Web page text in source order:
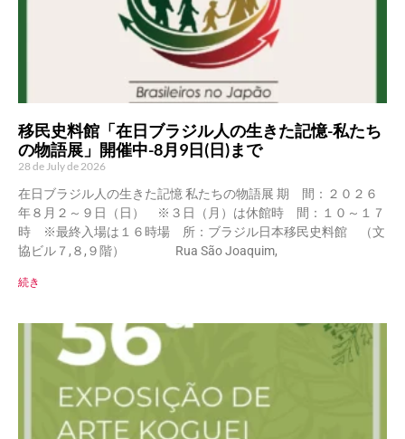
移民史料館「在日ブラジル人の生きた記憶-私たち
の物語展」開催中-8月9日(日)まで
28 de July de 2026
在日ブラジル人の生きた記憶 私たちの物語展 期 間：２０２６
年８月２～９日（日） ※３日（月）は休館時 間：１０～１７
時 ※最終入場は１６時場 所：ブラジル日本移民史料館 （文
協ビル７,８,９階） Rua São Joaquim,
続き